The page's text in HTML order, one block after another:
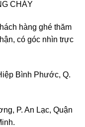
CHÁY
hàng ghé thăm
có góc nhìn trực
Bình Phước, Q.
P. An Lạc, Quận